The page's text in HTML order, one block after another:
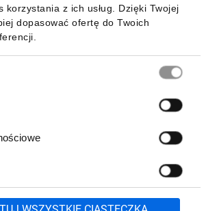
korzystania z ich usług. Dzięki Twojej
dopasować ofertę do Twoich
500 700 lub 71 37 61 600